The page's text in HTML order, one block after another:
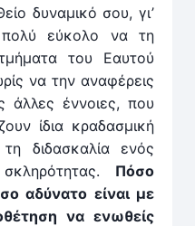
δυναμικό σου, γι’
εύκολο να τη
του Εαυτού
να την αναφέρεις
άλλες έννοιες, που
ίδια κραδασμική
τη διδασκαλία ενός
Πόσο
αδύνατο είναι με
να ενωθείς